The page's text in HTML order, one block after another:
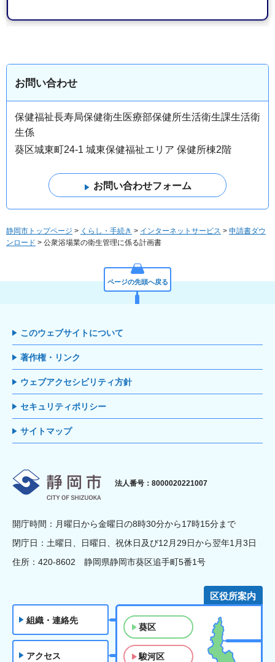
お問い合わせ
保健福祉長寿局保健衛生医療部保健所生活衛生課生活衛
生係
葵区城東町24-1 城東保健福祉エリア 保健所棟2階
静岡市トップページ > くらし・手続き > インターネットサービス > 申請書ダウ
ンロード > 公衆浴場業の衛生管理に係る計画書
ページの先頭へ戻る
このウェブサイトについて
著作権・リンク
ウェブアクセシビリティ方針
セキュリティポリシー
サイトマップ
静岡市
法人番号：8000020221007
開庁時間：月曜日から金曜日の8時30分から17時15分まで
閉庁日：土曜日、日曜日、祝休日及び12月29日から翌年1月3日
住所：420-8602 静岡県静岡市葵区追手町5番1号
組織・連絡先
アクセス
区役所案内
葵区
駿河区